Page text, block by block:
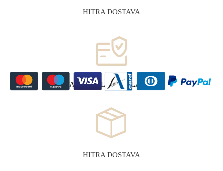
HITRA DOSTAVA
VARNO SPLETNO PLAČILO
HITRA DOSTAVA